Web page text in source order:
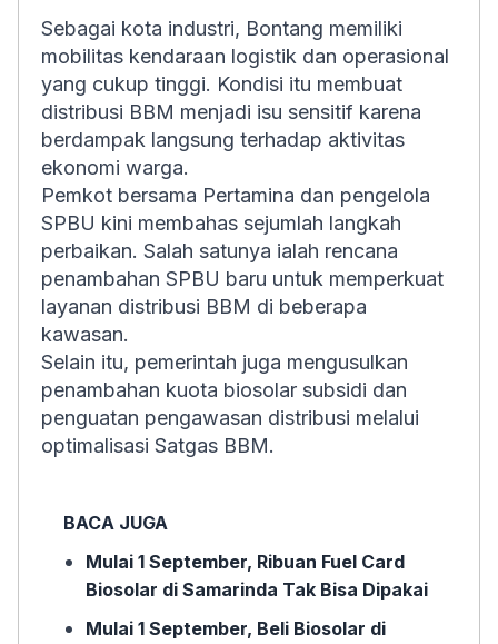
Sebagai kota industri, Bontang memiliki
mobilitas kendaraan logistik dan operasional
yang cukup tinggi. Kondisi itu membuat
distribusi BBM menjadi isu sensitif karena
berdampak langsung terhadap aktivitas
ekonomi warga.
Pemkot bersama Pertamina dan pengelola
SPBU kini membahas sejumlah langkah
perbaikan. Salah satunya ialah rencana
penambahan SPBU baru untuk memperkuat
layanan distribusi BBM di beberapa
kawasan.
Selain itu, pemerintah juga mengusulkan
penambahan kuota biosolar subsidi dan
penguatan pengawasan distribusi melalui
optimalisasi Satgas BBM.
BACA JUGA
Mulai 1 September, Ribuan Fuel Card
Biosolar di Samarinda Tak Bisa Dipakai
Mulai 1 September, Beli Biosolar di